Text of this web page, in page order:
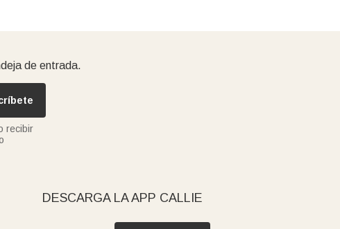
de entrada.
recibir
DESCARGA LA APP CALLIE